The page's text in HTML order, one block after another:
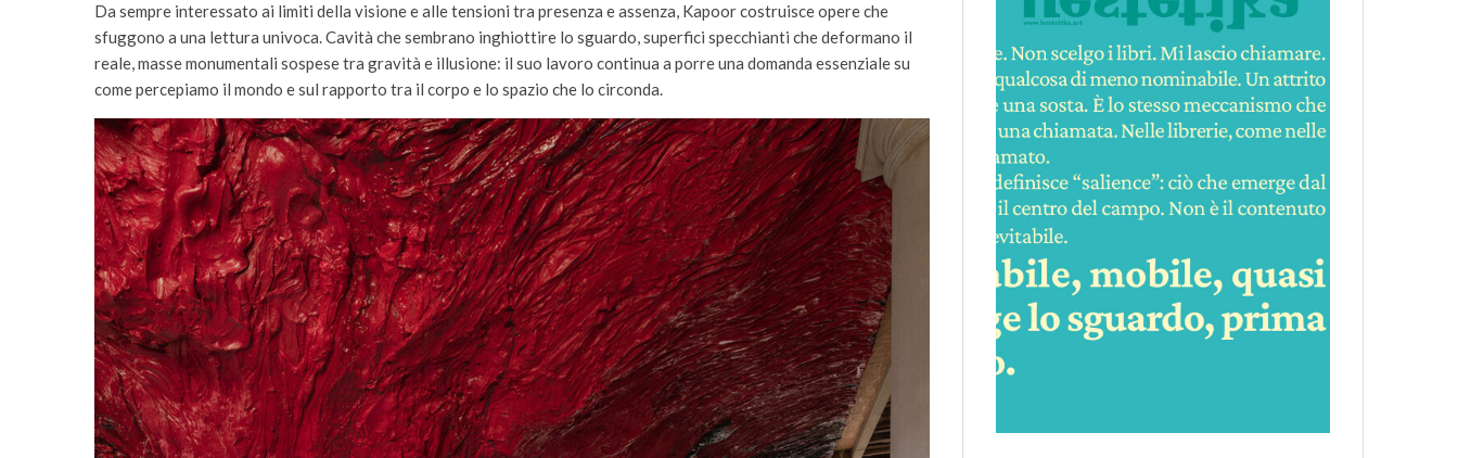
Da sempre interessato ai limiti della visione e alle tensioni tra presenza e assenza, Kapoor costruisce opere che
sfuggono a una lettura univoca. Cavità che sembrano inghiottire lo sguardo, superfici specchianti che deformano il
reale, masse monumentali sospese tra gravità e illusione: il suo lavoro continua a porre una domanda essenziale su
come percepiamo il mondo e sul rapporto tra il corpo e lo spazio che lo circonda.